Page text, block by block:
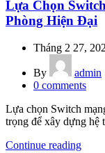
Lựa Chọn
Phòng Hiện Đại
Tháng 2 27,
By
admin
0 comments
Lựa chọn Switch
trọng để xây dựng hệ
Continue reading